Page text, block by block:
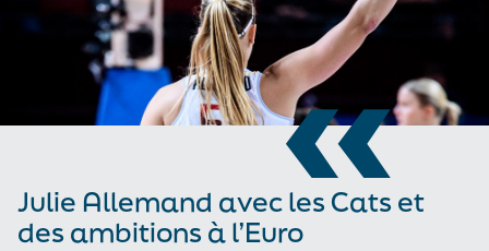
«
Julie Allemand avec les Cats et
des ambitions à l’Euro